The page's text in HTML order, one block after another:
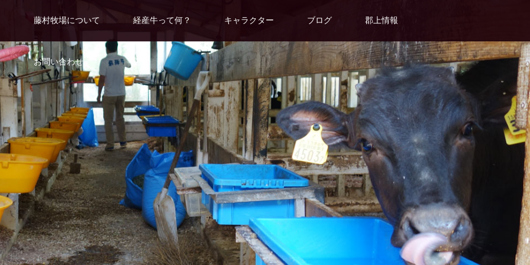
藤村牧場について 経産牛って何？ キャラクター ブログ 郡上情報
お問い合わせ